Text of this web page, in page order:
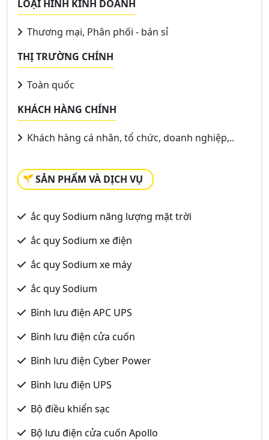
LOẠI HÌNH KINH DOANH
Thương mại, Phân phối - bán sỉ
THỊ TRƯỜNG CHÍNH
Toàn quốc
KHÁCH HÀNG CHÍNH
Khách hàng cá nhân, tổ chức, doanh nghiệp,..
SẢN PHẨM VÀ DỊCH VỤ
ắc quy Sodium năng lượng mặt trời
ắc quy Sodium xe điện
ắc quy Sodium xe máy
ắc quy Sodium
Bình lưu điện APC UPS
Bình lưu điện cửa cuốn
Bình lưu điện Cyber Power
Bình lưu điện UPS
Bộ điều khiển sạc
Bộ lưu điện cửa cuốn Apollo